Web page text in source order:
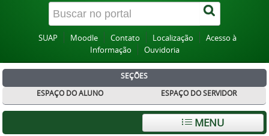
SUAP Moodle Contato Localização
Acesso à
Informação
Ouvidoria
SEÇÕES
ESPAÇO DO ALUNO
ESPAÇO DO SERVIDOR
MENU